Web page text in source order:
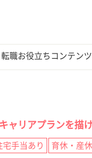
転職お役立ちコンテンツ
ャリアプランを描
宅手当あり 育休・産休